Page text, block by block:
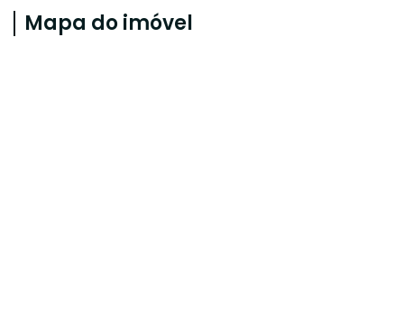
Mapa do imóvel